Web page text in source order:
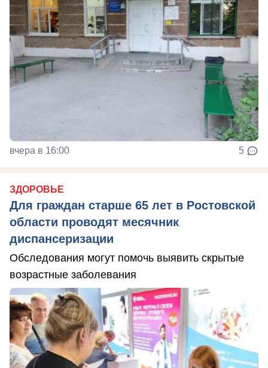
вчера в 16:00 5
ЗДОРОВЬЕ
Для граждан старше 65 лет в Ростовской
области проводят месячник
диспансеризации
Обследования могут помочь выявить скрытые
возрастные заболевания